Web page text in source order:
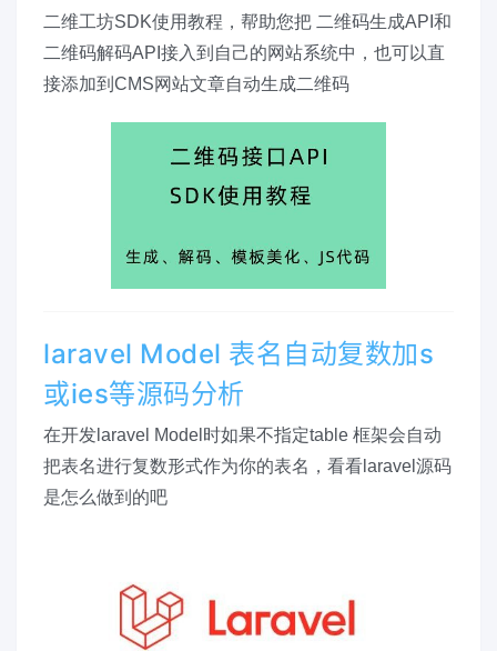
二维工坊SDK使用教程，帮助您把 二维码生成API和
二维码解码API接入到自己的网站系统中，也可以直
接添加到CMS网站文章自动生成二维码
laravel Model 表名自动复数加s
或ies等源码分析
在开发laravel Model时如果不指定table 框架会自动
把表名进行复数形式作为你的表名，看看laravel源码
是怎么做到的吧